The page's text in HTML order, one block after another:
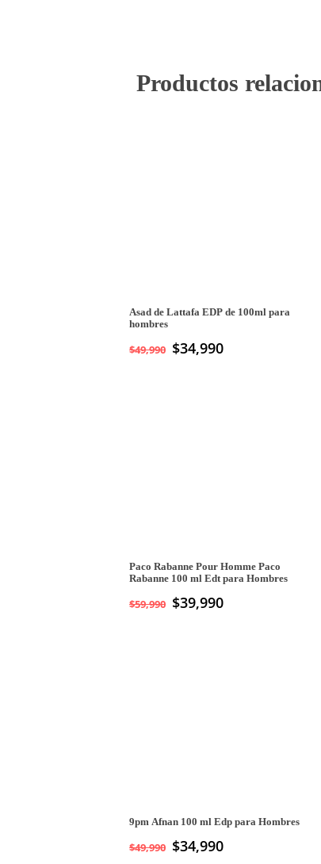
Productos
Asad de Lattafa EDP de 100ml para
hombres
$49,990 El
$34,990El
Paco Rabanne Pour Homme Paco
Rabanne 100 ml Edt para Hombres
$59,990 El
$39,990El
9pm Afnan 100 ml Edp para Hombres
$49,990 El
$34,990El